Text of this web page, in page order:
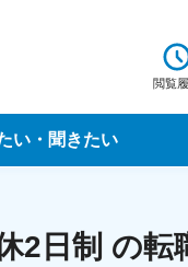
閲覧
い・聞きたい
職 2日制 の転